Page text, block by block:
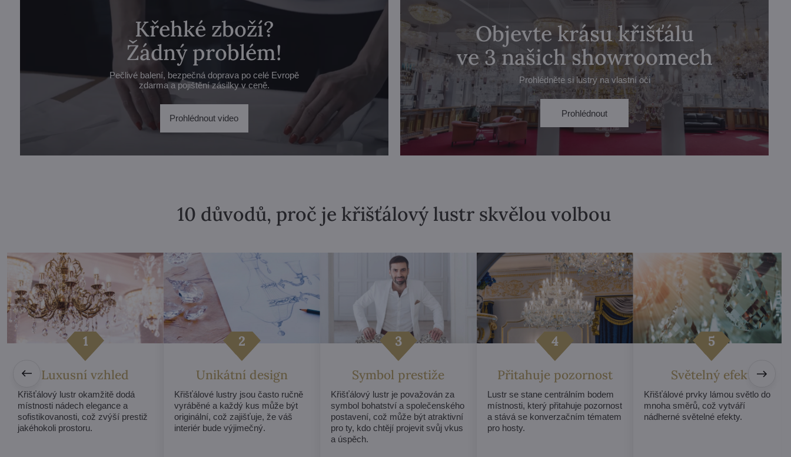
Křehké zboží?
Žádný problém!
Pečlivé balení, bezpečná doprava po celé Evropě
zdarma a pojištění zásilky v ceně.
Prohlédnout video
Objevte krásu křišťálu
ve 3 našich showroomech
Prohlédněte si lustry na vlastní oči
Prohlédnout
10 důvodů, proč je křišťálový lustr skvělou volbou
Luxusní vzhled
Křišťálový lustr okamžitě dodá
místnosti nádech elegance a
sofistikovanosti, což zvýší prestiž
jakéhokoli prostoru.
Unikátní design
Křišťálové lustry jsou často ručně
vyráběné a každý kus může být
originální, což zajišťuje, že váš
interiér bude výjimečný.
Symbol prestiže
Křišťálový lustr je považován za
symbol bohatství a společenského
postavení, což může být atraktivní
pro ty, kdo chtějí projevit svůj vkus
a úspěch.
Přitahuje pozornost
Lustr se stane centrálním bodem
místnosti, který přitahuje pozornost
a stává se konverzačním tématem
pro hosty.
Světelný efekt
Křišťálové prvky lámou světlo do
mnoha směrů, což vytváří
nádherné světelné efekty.